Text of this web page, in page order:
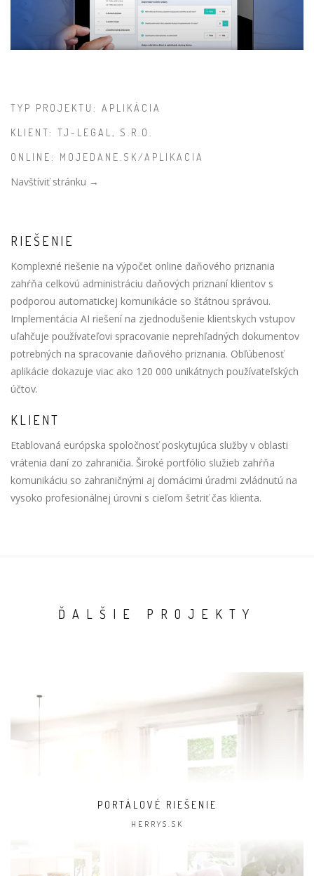
TYP PROJEKTU: APLIKÁCIA
KLIENT: TJ-LEGAL, S.R.O.
ONLINE: MOJEDANE.SK/APLIKACIA
Navštíviť stránku →
RIEŠENIE
Komplexné riešenie na výpočet online daňového priznania
zahŕňa celkovú administráciu daňových priznaní klientov s
podporou automatickej komunikácie so štátnou správou.
Implementácia AI riešení na zjednodušenie klientskych vstupov
uľahčuje používateľovi spracovanie neprehľadných dokumentov
potrebných na spracovanie daňového priznania. Obľúbenosť
aplikácie dokazuje viac ako 120 000 unikátnych používateľských
účtov.
KLIENT
Etablovaná európska spoločnosť poskytujúca služby v oblasti
vrátenia daní zo zahraničia. Široké portfólio služieb zahŕňa
komunikáciu so zahraničnými aj domácimi úradmi zvládnutú na
vysoko profesionálnej úrovni s cieľom šetriť čas klienta.
ĎALŠIE PROJEKTY
PORTÁLOVÉ RIEŠENIE
HERRYS.SK